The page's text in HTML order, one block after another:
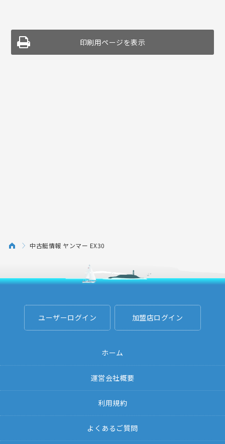
印刷用ページを表示
中古艇情報 ヤンマー EX30
ユーザーログイン 加盟店ログイン
ホーム
運営会社概要
利用規約
よくあるご質問